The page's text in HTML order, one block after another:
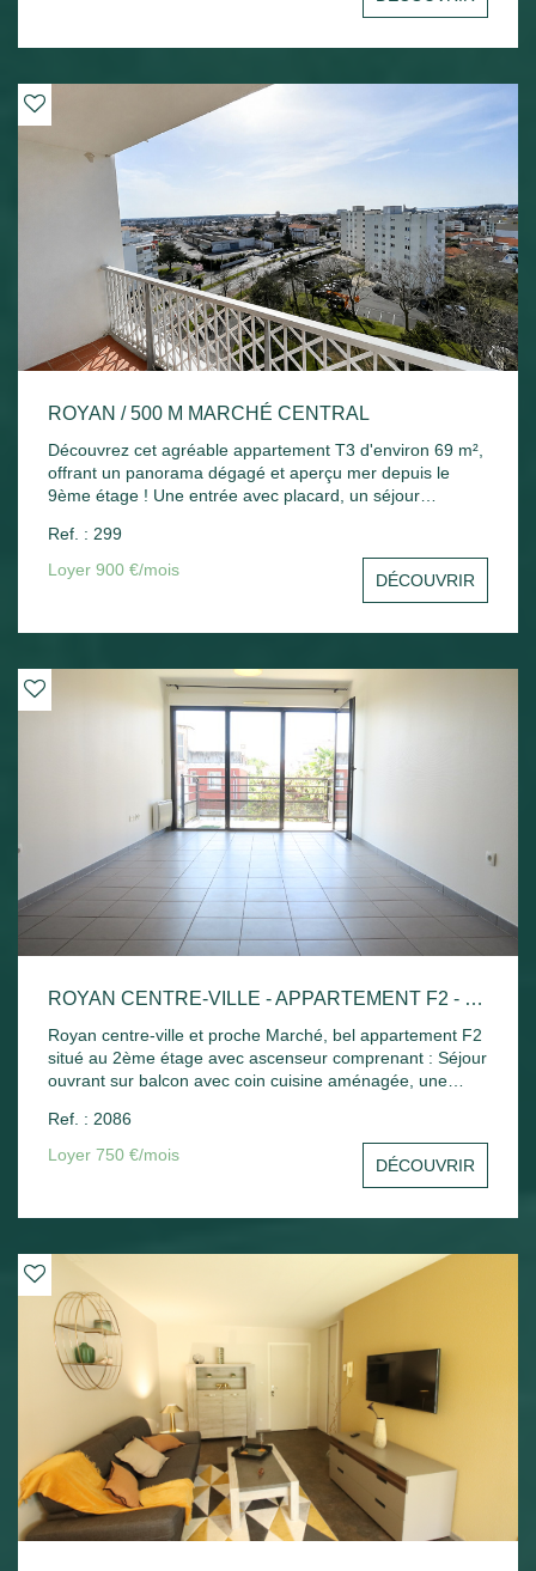
ROYAN / 500 M MARCHÉ CENTRAL
Découvrez cet agréable appartement T3 d'environ 69 m²,
offrant un panorama dégagé et aperçu mer depuis le
9ème étage ! Une entrée avec placard, un séjour
sud avec un aperçu mer, une cuisine indépendante, une
chambre avec placard, un bureau ou une chambre, salle
de bains et toilettes séparées. Une cave et une place de
Ref. : 299
Loyer 900 €/mois
DÉCOUVRIR
ROYAN CENTRE-VILLE - APPARTEMENT F2 - 42.52M²
Royan centre-ville et proche Marché, bel appartement F2
situé au 2ème étage avec ascenseur comprenant : Séjour
ouvrant sur balcon avec coin cuisine aménagée, une
Une place de parking en sous-sol - Chauffage électrique.
Ref. : 2086
Loyer 750 €/mois
DÉCOUVRIR